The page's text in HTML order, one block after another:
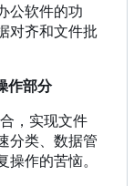
公软件的功
对齐和文件批
作部分
， 实现文件
分类、数据管
作的苦恼。